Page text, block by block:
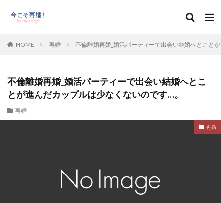
HOME 再婚 不倫離婚再婚_婚活パーティーで出会い結婚へとこと
不倫離婚再婚_婚活パーティーで出会い結婚へとこ
とが進んだカップルは少なくないのです…。
再婚
再婚